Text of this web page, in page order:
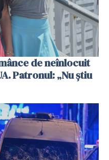
de neînlocuit
Patronul: „Nu știu